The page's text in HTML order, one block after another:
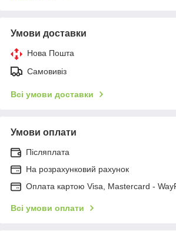
Умови доставки
Нова Пошта
Самовивіз
Всі умови доставки
Умови оплати
Післяплата
На розрахунковий рахунок
Оплата картою Visa, Mastercard -
Всі умови оплати